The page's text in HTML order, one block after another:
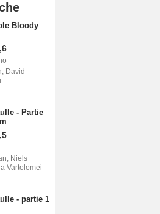
Bloody
David
- Partie
Niels
Vartolomei
- partie 1